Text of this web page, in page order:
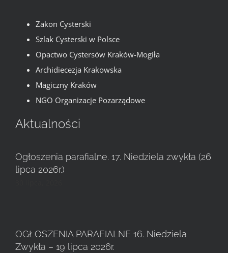
Zakon Cysterski
Szlak Cysterski w Polsce
Opactwo Cystersów Kraków-Mogiła
Archidiecezja Krakowska
Magiczny Kraków
NGO Organizacje Pozarządowe
Aktualności
Ogłoszenia parafialne. 17. Niedziela zwykła (26
lipca 2026r.)
OGŁOSZENIA PARAFIALNE 16. Niedziela
Zwykła – 19 lipca 2026r.